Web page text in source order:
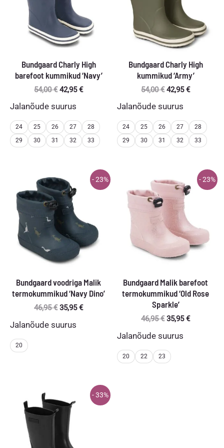
Bundgaard Charly High
barefoot kummikud ‘Navy’
54,00€ Algne
oli:
42,95€Praegune
Jalanõude suurus
24 25 26 27
28
29
30 31 32 33
Bundgaard Charly High
kummikud ‘Army’
54,00€ Algne
oli:
42,95€Praegune
Jalanõude suurus
24 25 26 27
28
29
30 31 32 33
- 23%
Bundgaard voodriga Malik
termokummikud ‘Navy Dino’
46,95€ Algne
oli:
35,95€Praegune
Jalanõude suurus
20
- 23%
Bundgaard Malik barefoot
termokummikud ‘Old Rose
Sparkle’
46,95€ Algne
oli:
35,95€Praegune
Jalanõude suurus
20 22 23
- 33%